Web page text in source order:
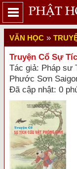
VĂN HỌC »
Truyện Cổ Sự
Tác giả: Pháp sư
Phước Sơn
Đã cập nhật: 0